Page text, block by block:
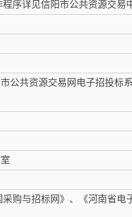
序详见信阳市公共资源交易
公共资源交易网电子招投
购与招标网》、《河南省电